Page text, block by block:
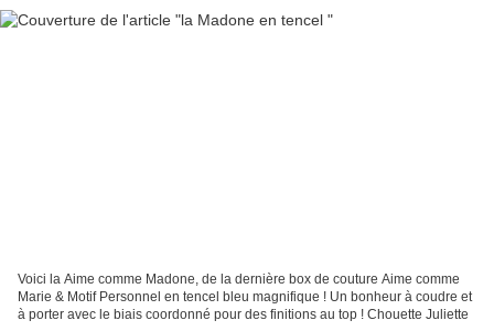
Voici la Aime comme Madone, de la dernière box de couture Aime comme
Marie & Motif Personnel en tencel bleu magnifique ! Un bonheur à coudre et
à porter avec le biais coordonné pour des finitions au top ! Chouette Juliette